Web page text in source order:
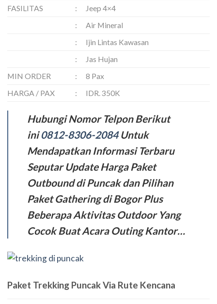
FASILITAS
:
Jeep 4×4
:
Air Mineral
:
Ijin Lintas Kawasan
:
Jas Hujan
MIN ORDER
:
8 Pax
HARGA / PAX
: IDR. 350K
Hubungi Nomor Telpon Berikut
ini0812-8306-2084Untuk
Mendapatkan Informasi Terbaru
Seputar Update Harga Paket
Outbound di Puncak dan Pilihan
Paket Gathering di Bogor Plus
Beberapa Aktivitas Outdoor Yang
Cocok Buat Acara Outing Kantor…
Paket Trekking Puncak Via Rute Kencana